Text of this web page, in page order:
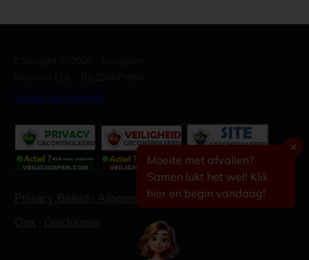
✕
Moeite met afvallen?
Samen lukt het wel! Klik
hier en begin vandaag!
[email protected]
Algemene voorwaarden|Contacteer